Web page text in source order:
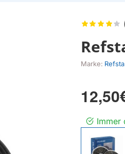
Marke: Refsta
Immer